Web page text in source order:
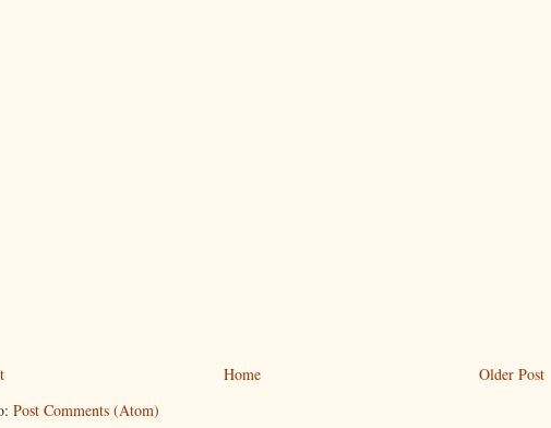
Older Post
Home
Post Comments (Atom)